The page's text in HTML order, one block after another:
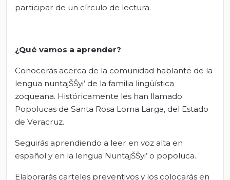
participar de un círculo de lectura.
¿Qué vamos a aprender?
Conocerás acerca de la comunidad hablante de la
lengua nuntajŠŠyi’ de la familia lingüística
zoqueana. Históricamente les han llamado
Popolucas de Santa Rosa Loma Larga, del Estado
de Veracruz.
Seguirás aprendiendo a leer en voz alta en
español y en la lengua NuntajŠŠyi’ o popoluca.
Elaborarás carteles preventivos y los colocarás en